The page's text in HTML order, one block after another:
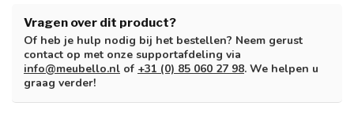
Vragen over dit product?
Of heb je hulp nodig bij het bestellen? Neem gerust
contact op met onze supportafdeling via
info@meubello.nl of +31 (0) 85 060 27 98. We helpen u
graag verder!